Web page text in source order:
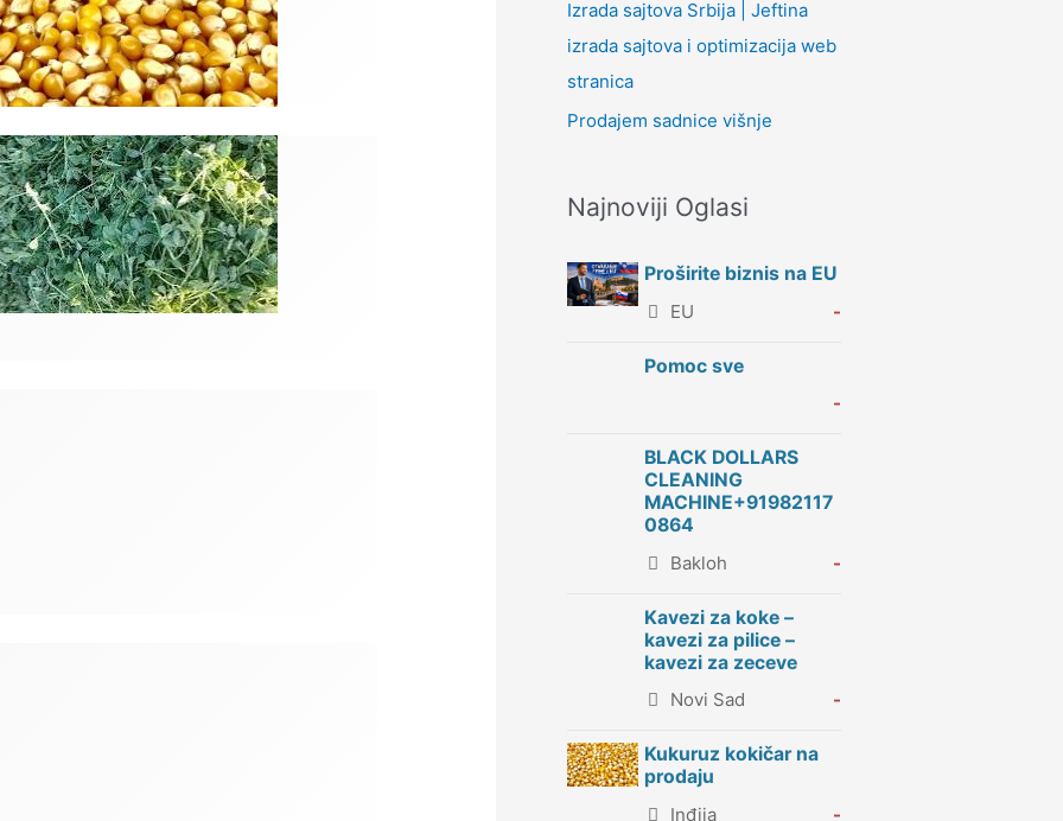
Izrada sajtova Srbija | Jeftina
izrada sajtova i optimizacija web
stranica
Prodajem sadnice višnje
Najnoviji Oglasi
Proširite biznis na EU
EU
-
Pomoc sve
-
BLACK DOLLARS
CLEANING
MACHINE+91982117
0864
Bakloh
-
Kavezi za koke –
kavezi za pilice –
kavezi za zeceve
Novi Sad
-
Kukuruz kokičar na
prodaju
Inđija
-